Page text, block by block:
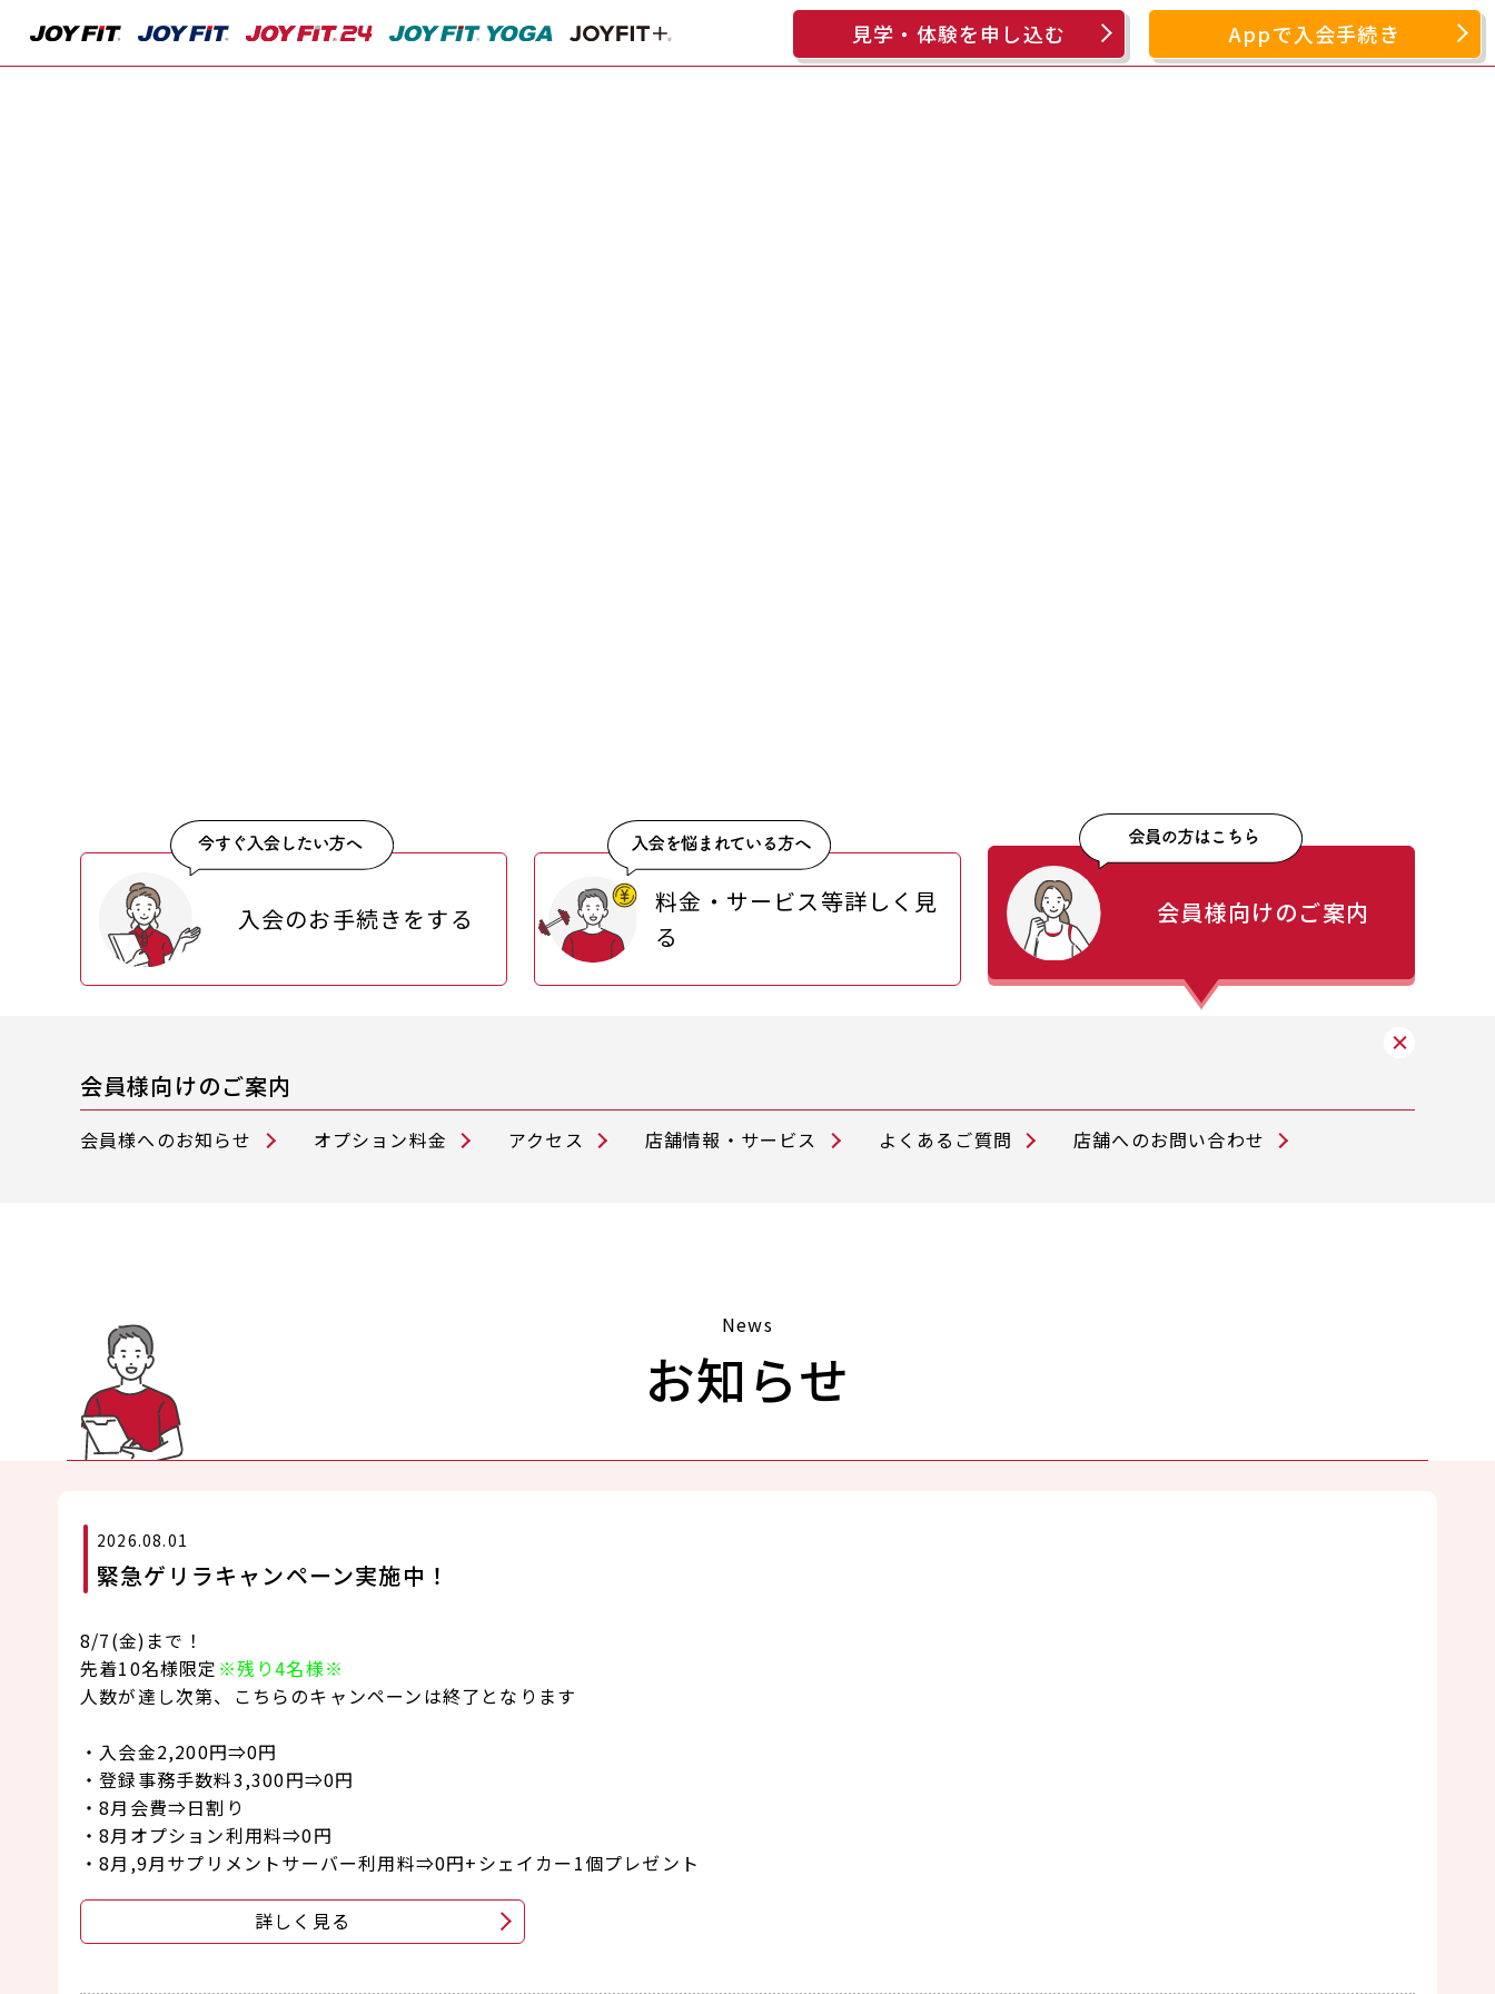
見学・体験を申し込む Appで入会手続き
入会のお手続きをする
料金・サービス等詳しく見
る
会員様向けのご案内
会員様向けのご案内
会員様へのお知らせ オプション料金 アクセス 店舗情報・サービス よくあるご質問 店舗へのお問い合わせ
News
お知らせ
2026.08.01
緊急ゲリラキャンペーン実施中！
8/7(金)まで！
先着10名様限定 ※残り4名様※
人数が達し次第、こちらのキャンペーンは終了となります
・入会金2,200円⇒0円
・登録事務手数料3,300円⇒0円
・8月会費⇒日割り
・8月オプション利用料⇒0円
・8月,9月サプリメントサーバー利用料⇒0円+シェイカー1個プレゼント
詳しく見る